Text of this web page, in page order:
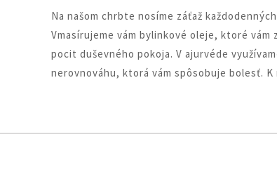
Na našom chrbte nosíme záťaž
Vmasírujeme vám bylinkové oleje, ktoré
pocit duševného pokoja. V ajurvéde
nerovnováhu, ktorá vám spôsobuje bolesť.